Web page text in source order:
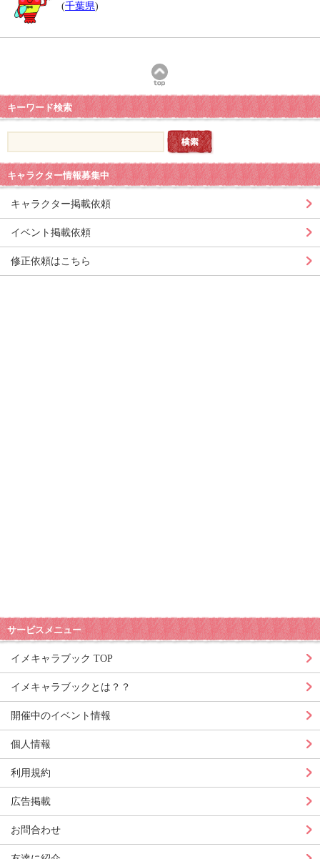
(千葉県)
キーワード検索
キャラクター情報募集中
キャラクター掲載依頼
イベント掲載依頼
修正依頼はこちら
サービスメニュー
イメキャラブック TOP
イメキャラブックとは？？
開催中のイベント情報
個人情報
利用規約
広告掲載
お問合わせ